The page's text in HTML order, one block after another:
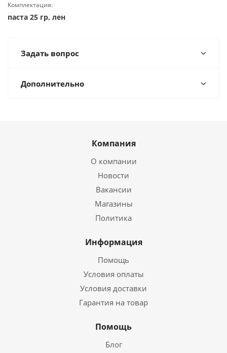
Комплектация:
паста 25 гр, лен
Задать вопрос
Дополнительно
Компания
О компании
Новости
Вакансии
Магазины
Политика
Информация
Помощь
Условия оплаты
Условия доставки
Гарантия на товар
Помощь
Блог